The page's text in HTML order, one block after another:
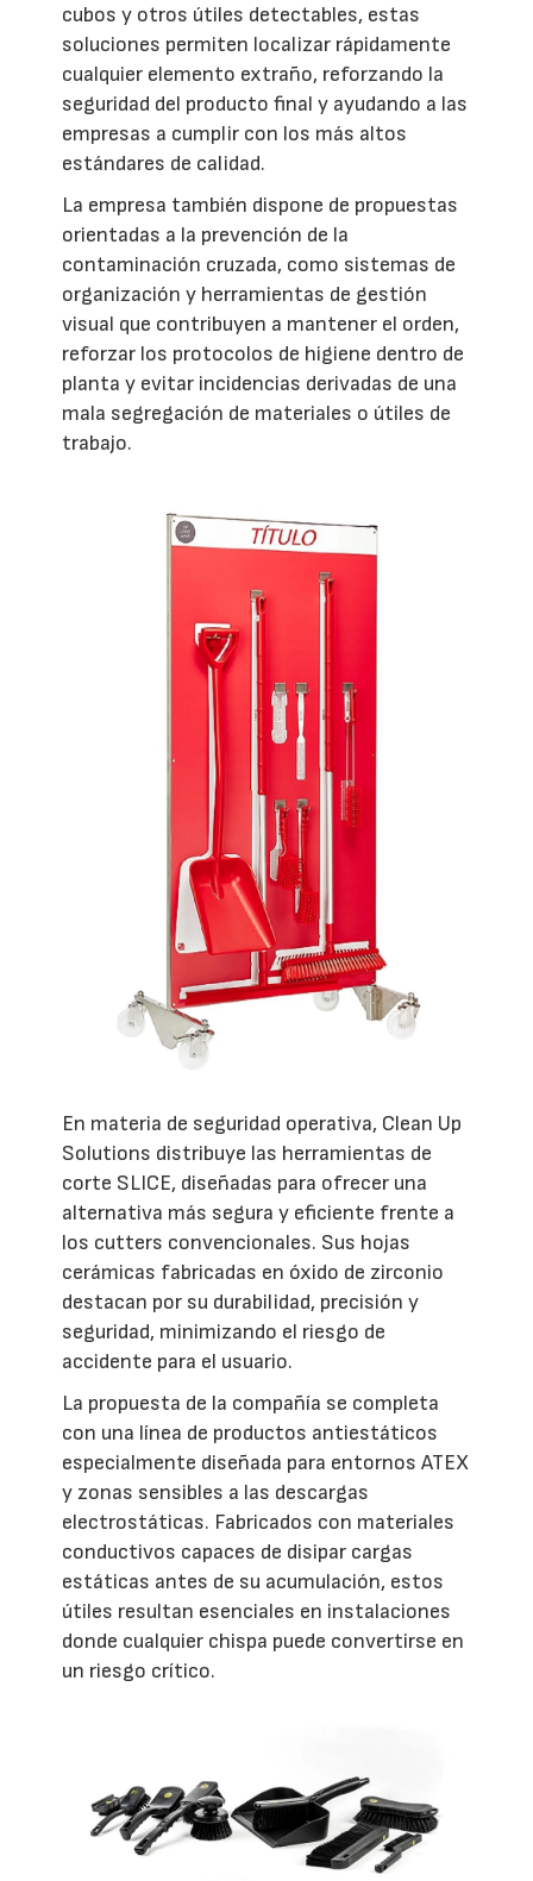
cubos y otros útiles detectables, estas
soluciones permiten localizar rápidamente
cualquier elemento extraño, reforzando la
seguridad del producto final y ayudando a las
empresas a cumplir con los más altos
estándares de calidad.
La empresa también dispone de propuestas
orientadas a la prevención de la
contaminación cruzada, como sistemas de
organización y herramientas de gestión
visual que contribuyen a mantener el orden,
reforzar los protocolos de higiene dentro de
planta y evitar incidencias derivadas de una
mala segregación de materiales o útiles de
trabajo.
En materia de seguridad operativa, Clean Up
Solutions distribuye las herramientas de
corte SLICE, diseñadas para ofrecer una
alternativa más segura y eficiente frente a
los cutters convencionales. Sus hojas
cerámicas fabricadas en óxido de zirconio
destacan por su durabilidad, precisión y
seguridad, minimizando el riesgo de
accidente para el usuario.
La propuesta de la compañía se completa
con una línea de productos antiestáticos
especialmente diseñada para entornos ATEX
y zonas sensibles a las descargas
electrostáticas. Fabricados con materiales
conductivos capaces de disipar cargas
estáticas antes de su acumulación, estos
útiles resultan esenciales en instalaciones
donde cualquier chispa puede convertirse en
un riesgo crítico.